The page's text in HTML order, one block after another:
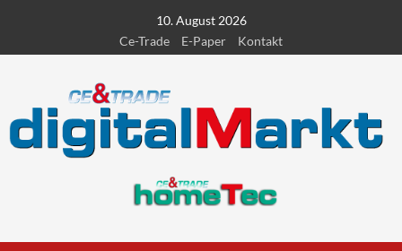
content
10. August 2026
Ce-Trade
E-Paper Kontakt